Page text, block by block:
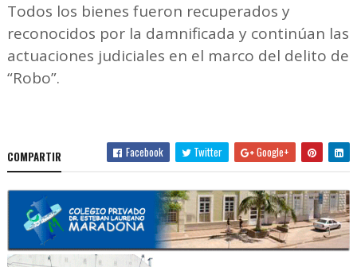
Todos los bienes fueron recuperados y
reconocidos por la damnificada y continúan las
actuaciones judiciales en el marco del delito de
“Robo”.
COMPARTIR Facebook Twitter Google+